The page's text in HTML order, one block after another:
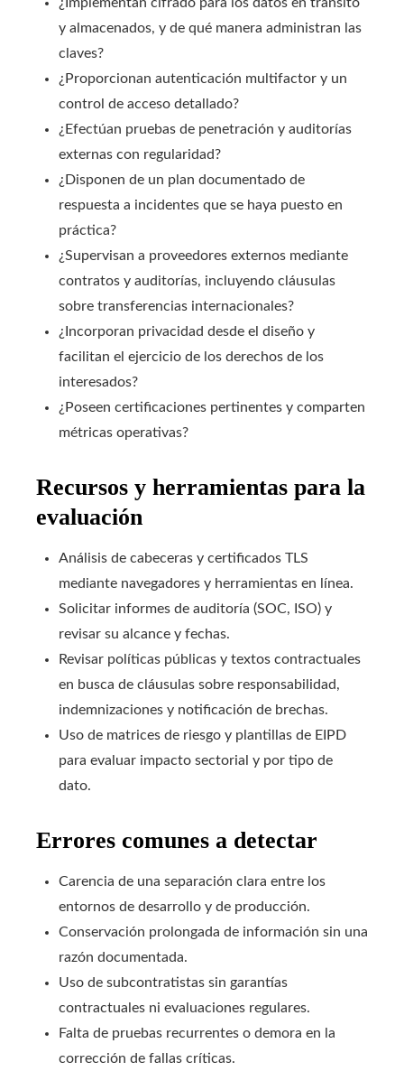
y almacenados, y de qué manera administran las
claves?
¿Proporcionan autenticación multifactor y un
control de acceso detallado?
¿Efectúan pruebas de penetración y auditorías
externas con regularidad?
¿Disponen de un plan documentado de
respuesta a incidentes que se haya puesto en
práctica?
¿Supervisan a proveedores externos mediante
contratos y auditorías, incluyendo cláusulas
sobre transferencias internacionales?
¿Incorporan privacidad desde el diseño y
facilitan el ejercicio de los derechos de los
interesados?
¿Poseen certificaciones pertinentes y comparten
métricas operativas?
Recursos y herramientas para la
evaluación
Análisis de cabeceras y certificados TLS
mediante navegadores y herramientas en línea.
Solicitar informes de auditoría (SOC, ISO) y
revisar su alcance y fechas.
Revisar políticas públicas y textos contractuales
en busca de cláusulas sobre responsabilidad,
indemnizaciones y notificación de brechas.
Uso de matrices de riesgo y plantillas de EIPD
para evaluar impacto sectorial y por tipo de
dato.
Errores comunes a detectar
Carencia de una separación clara entre los
entornos de desarrollo y de producción.
Conservación prolongada de información sin una
razón documentada.
Uso de subcontratistas sin garantías
contractuales ni evaluaciones regulares.
Falta de pruebas recurrentes o demora en la
corrección de fallas críticas.